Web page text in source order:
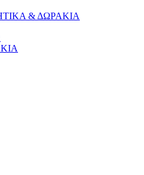
& ΔΩΡΑΚΙΑ